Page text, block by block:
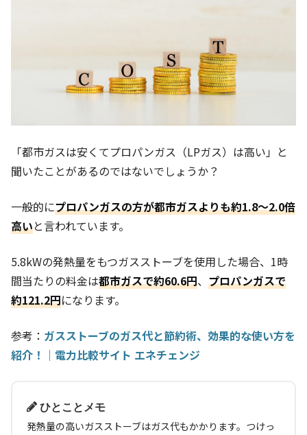
「都市ガスは安くてプロパンガス（LPガス）は高い」と
聞いたことがあるのではないでしょうか？
一般的にプロパンガスの方が都市ガスよりも約1.8～2.0倍
高いと言われています。
5.8kWの発熱量をもつガスストーブを使用した場合、1時
間当たりの料金は都市ガスで約60.6円、 プロパンガスで
約121.2円になります。
参考： ガスストーブのガス代と節約術、効果的な使い方を
紹介！｜電力比較サイト エネチェンジ
ひとことメモ
発熱量の高いガスストーブはガス代もかかります。つけっ